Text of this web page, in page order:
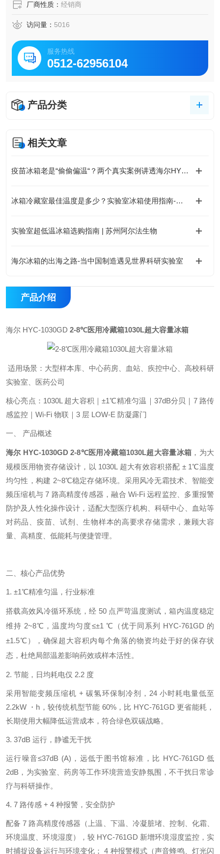
厂商性质： 经销商
访问量： 5016
服务热线
0512-62956104
产品分类
相关文章
疫苗冰箱老是“偷偷偏温“？两个真实案例讲透海尔HYCD-469A和HYC-310A
冰箱冷藏室最佳温度是多少？实验室冰箱使用指南-苏州阿尔法生物
实验室超低温冰箱选购指南 | 苏州阿尔法生物
海尔冰箱的出海之路-当中国制造遇见世界科研实验室
产品介绍
海尔 HYC-1030GD 2-8℃医用冷藏箱1030L超大容量冰箱
适用场景：大型样本库、中心药房、血站、疾控中心、高校科研
实验室、医药公司
核心亮点：1030L 超大容积｜±1℃精准匀温｜37dB分贝｜7 路传
感监控｜Wi-Fi 物联｜3 层 LOW-E 防凝露门
一、 产品概述
海尔 HYC-1030GD2-8℃医用冷藏箱1030L超大容量冰箱 ，为大
规模医用物资存储设计，以 1030L 超大有效容积搭配 ± 1℃温度
均匀性，构建 2~8℃稳定存储环境。采用风冷无霜技术、智能变
频压缩机与 7 路高精度传感器，融合 Wi-Fi 远程监控、多重报警
防护及人性化操作设计，适配大型医疗机构、科研中心、血站等
对药品、疫苗、试剂、生物样本的高要求存储需求，兼顾大容
量、高精度、低能耗与便捷管理。
二、核心产品优势
1. ±1℃精准匀温，行业标准
搭载高效风冷循环系统，经 50 点严苛温度测试，箱内温度稳定
维持 2~8℃，温度均匀度≤±1 ℃（优于同系列 HYC-761GD 的
±1.5℃），确保超大容积内每个角落的物资均处于好的保存状
态，杜绝局部温差影响药效或样本活性。
2. 节能，日均耗电仅 2.2 度
采用智能变频压缩机 + 碳氢环保制冷剂，24 小时耗电量低至
2.2kW ・h，较传统机型节能 60%，比 HYC-761GD 更省能耗，
长期使用大幅降低运营成本，符合绿色双碳战略。
3. 37dB 运行，静谧无干扰
运行噪音≤37dB (A)，远低于图书馆标准，比 HYC-761GD 低
2dB，为实验室、药房等工作环境营造安静氛围，不干扰日常诊
疗与科研操作。
4. 7 路传感 + 4 种报警，安全防护
配备 7 路高精度传感器（上温、下温、冷凝脏堵、控制、化霜、
环境温度、环境湿度），较 HYC-761GD 新增环境湿度监控，实
时捕捉设备运行与环境变化； 4 种报警模式（声音蜂鸣、灯光闪